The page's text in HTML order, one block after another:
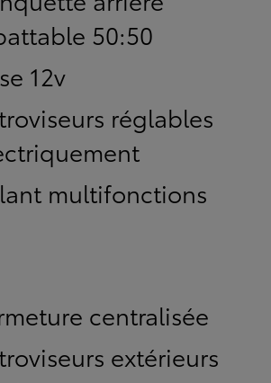
50:50
12v
réglables
multifonctions
centralisée
extérieurs